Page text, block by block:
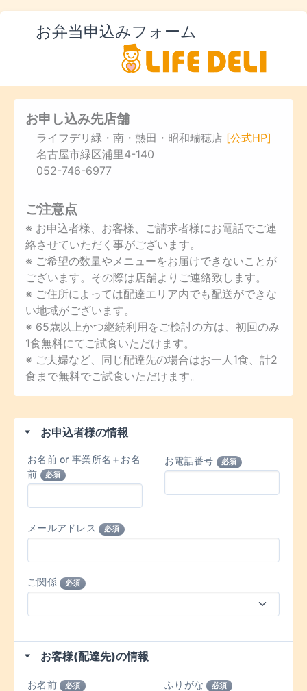
お弁当申込みフォーム
お申し込み先店舗
ライフデリ緑・南・熱田・昭和瑞穂店 [公式HP]
名古屋市緑区浦里4-140
052-746-6977
ご注意点
※ お申込者様、お客様、ご請求者様にお電話でご連
絡させていただく事がございます。
※ ご希望の数量やメニューをお届けできないことが
ございます。その際は店舗よりご連絡致します。
※ ご住所によっては配達エリア内でも配送ができな
い地域がございます。
※ 65歳以上かつ継続利用をご検討の方は、初回のみ
1食無料にてご試食いただけます。
※ ご夫婦など、同じ配達先の場合はお一人1食、計2
食まで無料でご試食いただけます。
お申込者様の情報
お名前 or 事業所名＋お名
前
必須
お電話番号 必須
メールアドレス 必須
ご関係 必須
お客様(配達先)の情報
お名前 必須 ふりがな 必須